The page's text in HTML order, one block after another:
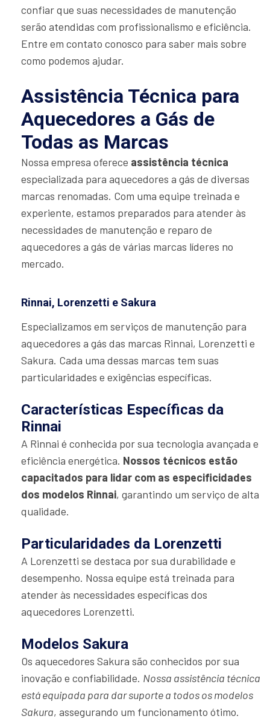
confiar que suas necessidades de manutenção
serão atendidas com profissionalismo e eficiência.
Entre em contato conosco para saber mais sobre
como podemos ajudar.
Assistência Técnica para
Aquecedores a Gás de
Todas as Marcas
Nossa empresa oferece assistência técnica
especializada para aquecedores a gás de diversas
marcas renomadas. Com uma equipe treinada e
experiente, estamos preparados para atender às
necessidades de manutenção e reparo de
aquecedores a gás de várias marcas líderes no
mercado.
Rinnai, Lorenzetti e Sakura
Especializamos em serviços de manutenção para
aquecedores a gás das marcas Rinnai, Lorenzetti e
Sakura. Cada uma dessas marcas tem suas
particularidades e exigências específicas.
Características Específicas da
Rinnai
A Rinnai é conhecida por sua tecnologia avançada e
eficiência energética. Nossos técnicos estão
capacitados para lidar com as especificidades
dos modelos Rinnai, garantindo um serviço de alta
qualidade.
Particularidades da Lorenzetti
A Lorenzetti se destaca por sua durabilidade e
desempenho. Nossa equipe está treinada para
atender às necessidades específicas dos
aquecedores Lorenzetti.
Modelos Sakura
Os aquecedores Sakura são conhecidos por sua
inovação e confiabilidade. Nossa assistência técnica
está equipada para dar suporte a todos os modelos
Sakura, assegurando um funcionamento ótimo.